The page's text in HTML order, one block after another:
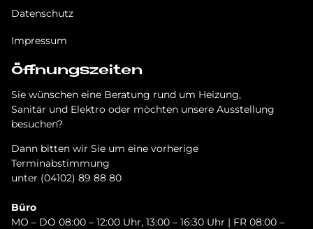
Datenschutz
Impressum
Öffnungszeiten
Sie wünschen eine Beratung rund um Heizung,
Sanitär und Elektro oder möchten unsere Ausstellung
besuchen?
Dann bitten wir Sie um eine vorherige
Terminabstimmung
unter (04102) 89 88 80
Büro
MO – DO 08:00 – 12:00 Uhr, 13:00 – 16:30 Uhr | FR 08:00 –